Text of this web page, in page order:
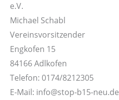
e.V.
Michael Schabl
Vereinsvorsitzender
Engkofen 15
84166 Adlkofen
Telefon: 0174/8212305
E-Mail: info@stop-b15-neu.de